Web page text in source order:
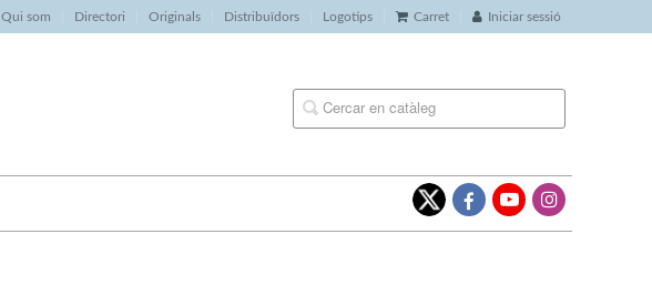
Qui som Directori Originals Distribuïdors Logotips Carret Iniciar sessió